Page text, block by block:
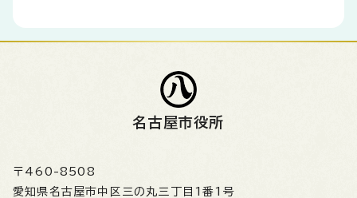
名古屋市役所
〒460-8508
愛知県名古屋市中区三の丸三丁目1番1号